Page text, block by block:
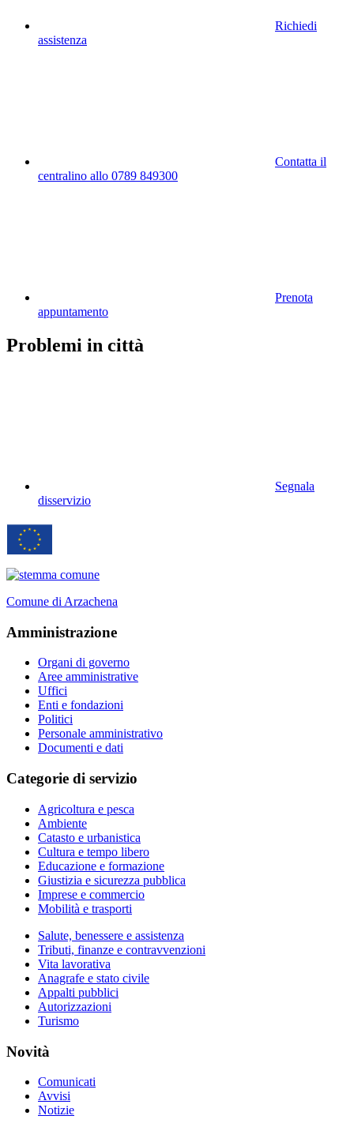
Richiedi
assistenza
Contatta il
centralino allo 0789 849300
Prenota
appuntamento
Problemi in città
Segnala
disservizio
Comune di Arzachena
Amministrazione
Organi di governo
Aree amministrative
Uffici
Enti e fondazioni
Politici
Personale amministrativo
Documenti e dati
Categorie di servizio
Agricoltura e pesca
Ambiente
Catasto e urbanistica
Cultura e tempo libero
Educazione e formazione
Giustizia e sicurezza pubblica
Imprese e commercio
Mobilità e trasporti
Salute, benessere e assistenza
Tributi, finanze e contravvenzioni
Vita lavorativa
Anagrafe e stato civile
Appalti pubblici
Autorizzazioni
Turismo
Novità
Comunicati
Avvisi
Notizie